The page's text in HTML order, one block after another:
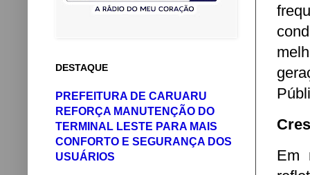
Em
DESTAQUE
PREFEITURA DE CARUARU
REFORÇA MANUTENÇÃO DO
TERMINAL LESTE PARA MAIS
CONFORTO E SEGURANÇA DOS
USUÁRIOS